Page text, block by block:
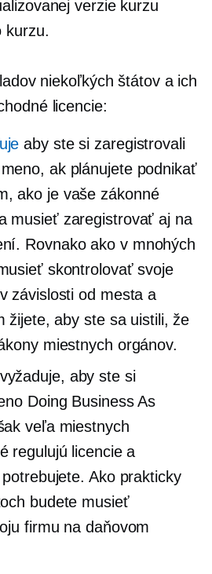
verzie kurzu
kurzu.
niekoľkých štátov a ich
licencie:
aby ste si zaregistrovali
ak plánujete podnikať
ako je vaše zákonné
musieť zaregistrovať aj na
Rovnako ako v mnohých
skontrolovať svoje
závislosti od mesta a
žijete, aby ste sa uistili, že
miestnych orgánov.
aby ste si
Doing Business As
veľa miestnych
regulujú licencie a
Ako prakticky
budete musieť
firmu na daňovom